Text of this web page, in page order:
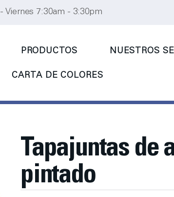
Viernes 7:30am - 3:30pm
PRODUCTOS NUESTROS
CARTA DE COLORES
Tapajuntas de
pintado